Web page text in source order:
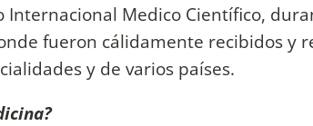
Internacional Medico Científico,
fueron cálidamente recibidos y
y de varios países.